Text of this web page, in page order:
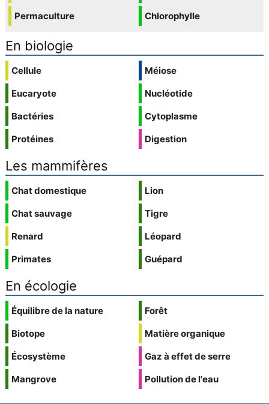
Permaculture
Chlorophylle
En biologie
Cellule
Eucaryote
Bactéries
Protéines
Méiose
Nucléotide
Cytoplasme
Digestion
Les mammifères
Chat domestique
Chat sauvage
Renard
Primates
Lion
Tigre
Léopard
Guépard
En écologie
Équilibre de la nature
Biotope
Écosystème
Mangrove
Forêt
Matière organique
Gaz à effet de serre
Pollution de l'eau